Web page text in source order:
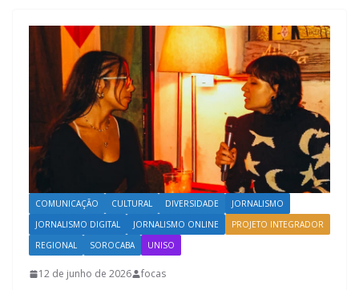
COMUNICAÇÃO CULTURAL DIVERSIDADE
JORNALISMO
JORNALISMO DIGITAL
JORNALISMO ONLINE
PROJETO INTEGRADOR
REGIONAL
SOROCABA UNISO
12 de junho de 2026 focas